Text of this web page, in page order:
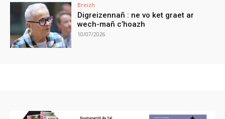
Breizh
Digreizennañ : ne vo ket graet ar
wech-mañ c’hoazh
10/07/2026